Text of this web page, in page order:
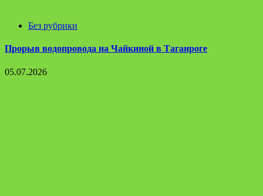
Без рубрики
Прорыв водопровода на Чайкиной в Таганроге
05.07.2026